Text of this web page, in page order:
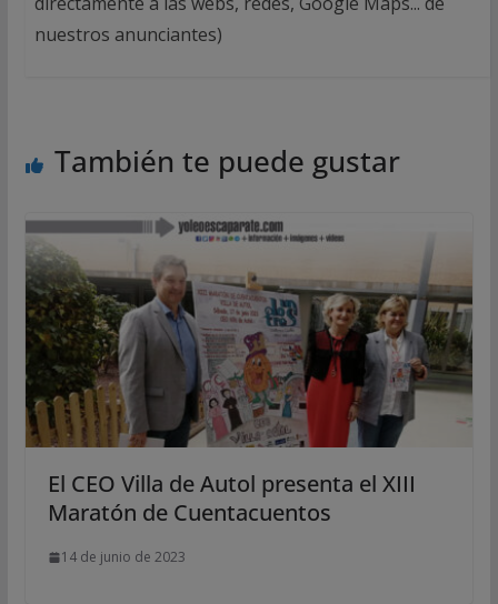
nuestros anunciantes)
También te puede gustar
El CEO Villa de Autol presenta el XIII
Maratón de Cuentacuentos
14 de junio de 2023